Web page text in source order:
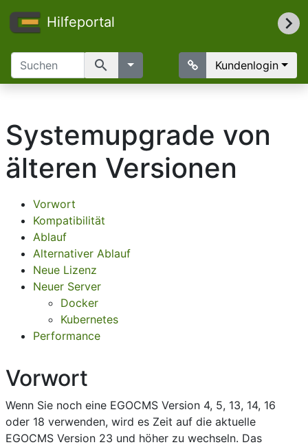
Hilfeportal
search Kundenlogin
Systemupgrade von
älteren Versionen
Vorwort
Kompatibilität
Ablauf
Alternativer Ablauf
Neue Lizenz
Neuer Server
Docker
Kubernetes
Performance
Vorwort
Wenn Sie noch eine EGOCMS Version 4, 5, 13, 14, 16
oder 18 verwenden, wird es Zeit auf die aktuelle
EGOCMS Version 23 und höher zu wechseln. Das